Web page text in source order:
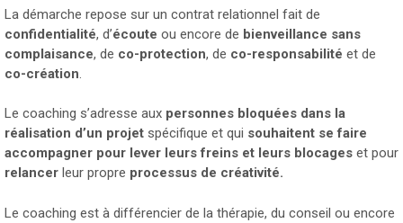
La démarche repose sur un contrat relationnel fait de
confidentialité, d’écoute ou encore de bienveillance sans
complaisance, de co-protection, de co-responsabilité et de
co-création.
Le coaching s’adresse aux personnes bloquées dans la
réalisation d’un projet spécifique et qui souhaitent se faire
accompagner pour lever leurs freins et leurs blocages et pour
relancer leur propre processus de créativité.
Le coaching est à différencier de la thérapie, du conseil ou encore